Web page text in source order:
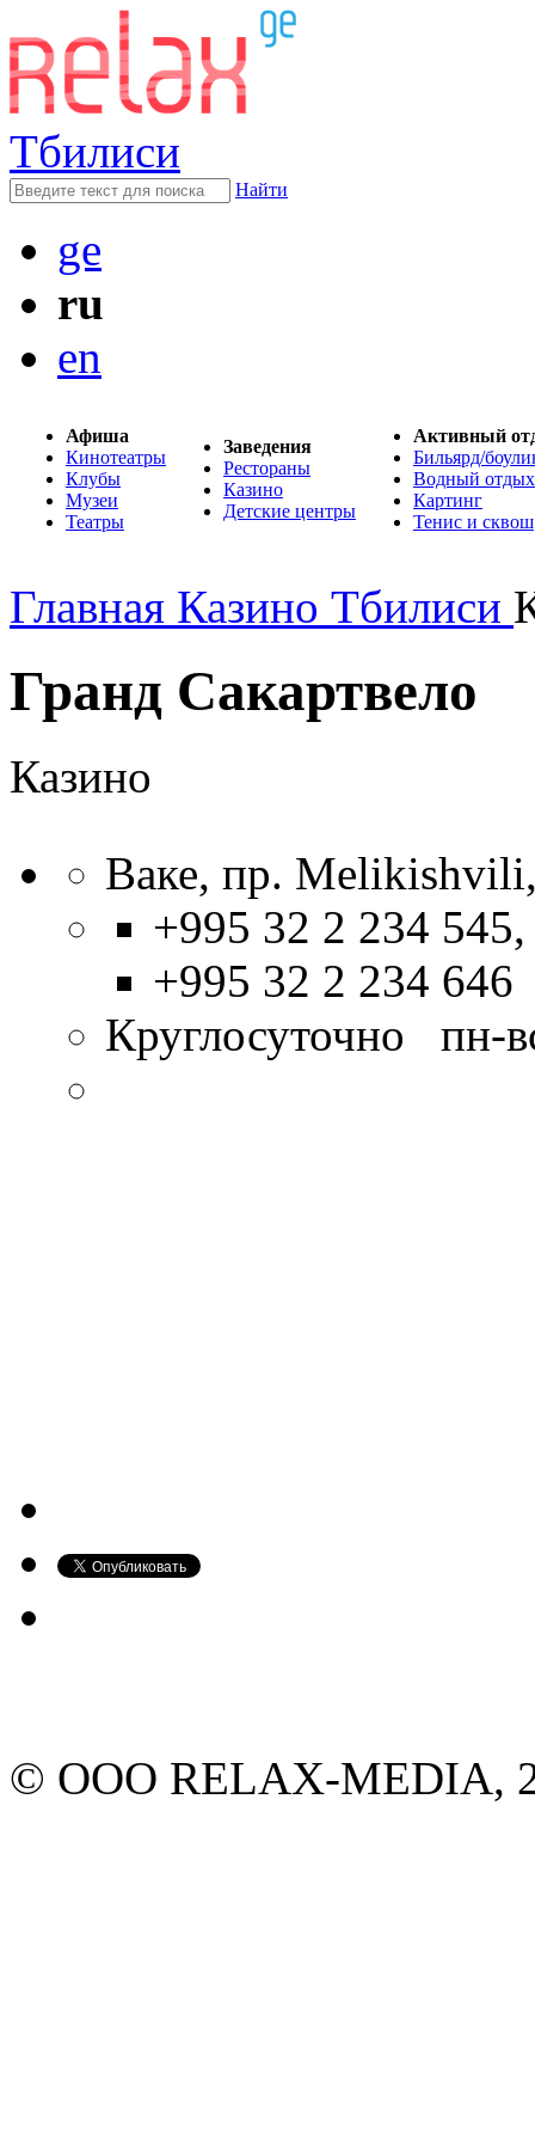
Тбилиси
Найти
ge
ru
en
Афиша
Кинотеатры
Клубы
Музеи
Театры
Заведения
Рестораны
Казино
Детские центры
Активный
Бильярд/
Водный отдых
Картинг
Тенис и сквош
Главная Казино Тбилиси
Гранд Сакартвело
Казино
Ваке, пр.
+995 32 2 234 545,
+995 32 2 234 646
Круглосуточно пн-
© ООО RELAX-MEDIA,